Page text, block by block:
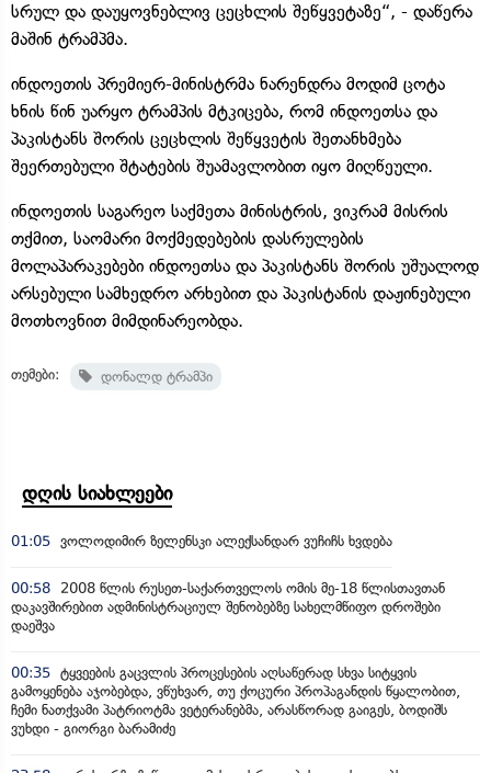
სრულ და დაუყოვნებლივ ცეცხლის შეწყვეტაზე“, - დაწერა
მაშინ ტრამპმა.
ინდოეთის პრემიერ-მინისტრმა ნარენდრა მოდიმ ცოტა
ხნის წინ უარყო ტრამპის მტკიცება, რომ ინდოეთსა და
პაკისტანს შორის ცეცხლის შეწყვეტის შეთანხმება
შეერთებული შტატების შუამავლობით იყო მიღწეული.
ინდოეთის საგარეო საქმეთა მინისტრის, ვიკრამ მისრის
თქმით, საომარი მოქმედებების დასრულების
მოლაპარაკებები ინდოეთსა და პაკისტანს შორის უშუალოდ
არსებული სამხედრო არხებით და პაკისტანის დაჟინებული
მოთხოვნით მიმდინარეობდა.
თემები: დონალდ ტრამპი
დღის სიახლეები
01:05 ვოლოდიმირ ზელენსკი ალექსანდარ ვუჩიჩს ხვდება
00:58
2008 წლის რუსეთ-საქართველოს ომის მე-18 წლისთავთან
დაკავშირებით ადმინისტრაციულ შენობებზე სახელმწიფო დროშები
დაეშვა
00:35 ტყვეების გაცვლის პროცესების აღსაწერად სხვა სიტყვის
გამოყენება აჯობებდა, ვწუხვარ, თუ ქოცური პროპაგანდის წყალობით,
ჩემი ნათქვამი პატრიოტმა ვეტერანებმა, არასწორად გაიგეს, ბოდიშს
ვუხდი - გიორგი ბარამიძე